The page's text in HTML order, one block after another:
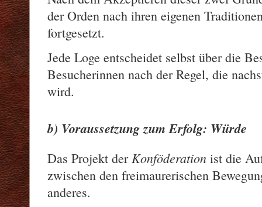
der Orden nach ihren eigenen
fortgesetzt.
Jede Loge entscheidet selbst über die
Besucherinnen nach der Regel, die
wird.
b) Voraussetzung zum Erfolg: Würde
Das Projekt der Konföderation ist die
zwischen den freimaurerischen
anderes.